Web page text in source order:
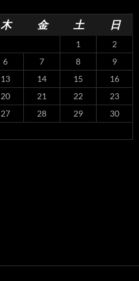
木 金 土 日
1
2
6 7 8
9
13 14 15
16
20 21 22
23
27 28 29
30